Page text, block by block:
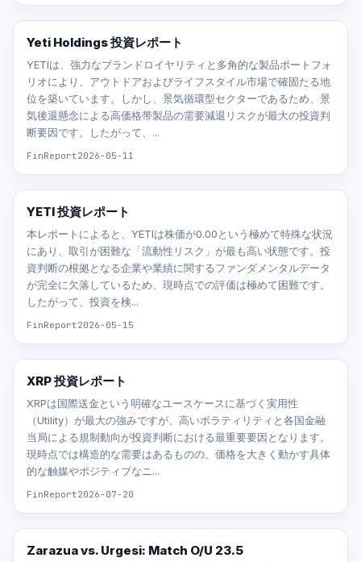
Yeti Holdings 投資レポート
YETIは、強力なブランドロイヤリティと多角的な製品ポートフォ
リオにより、アウトドアおよびライフスタイル市場で確固たる地
位を築いています。しかし、景気循環型セクターであるため、景
気後退懸念による高価格帯製品の需要減退リスクが最大の投資判
断要因です。したがって、...
FinReport2026-05-11
YETI 投資レポート
本レポートによると、YETIは株価が0.00という極めて特殊な状況
にあり、取引が困難な「流動性リスク」が最も高い状態です。投
資判断の根拠となる企業や業績に関するファンダメンタルデータ
が完全に欠落しているため、現時点での評価は極めて困難です。
したがって、投資を検...
FinReport2026-05-15
XRP 投資レポート
XRPは国際送金という明確なユースケースに基づく実用性
（Utility）が最大の強みですが、高いボラティリティと各国金融
当局による規制動向が投資判断における最重要要因となります。
現時点では構造的な需要はあるものの、価格を大きく動かす具体
的な触媒やポジティブなニ...
FinReport2026-07-20
Zarazua vs. Urgesi: Match O/U 23.5